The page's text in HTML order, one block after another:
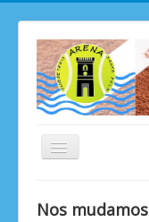
Toggle
Nos mudamos